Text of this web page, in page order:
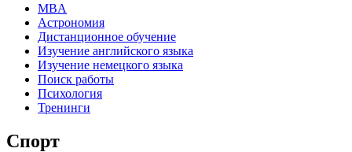
MBA
Астрономия
Дистанционное обучение
Изучение английского языка
Изучение немецкого языка
Поиск работы
Психология
Тренинги
Спорт